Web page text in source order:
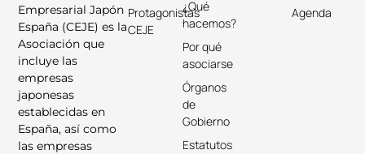
Empresarial Japón
España (CEJE) es la
Asociación que
incluye las
empresas
japonesas
establecidas en
España, así como
las empresas
¿Qué
hacemos?
Por qué
asociarse
Órganos
de
Gobierno
Estatutos
Protagonistas
CEJE
Agenda